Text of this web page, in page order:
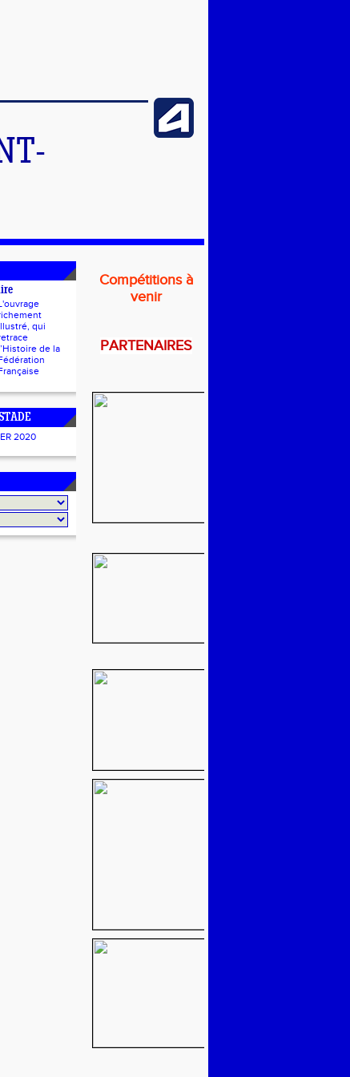
qui
de la
2020
Compétitions à
venir
PARTENAIRES